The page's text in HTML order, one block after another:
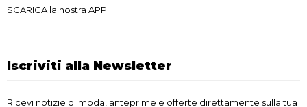
SCARICA la nostra APP
Iscriviti alla Newsletter
Ricevi notizie di moda, anteprime e offerte direttamente sulla tua